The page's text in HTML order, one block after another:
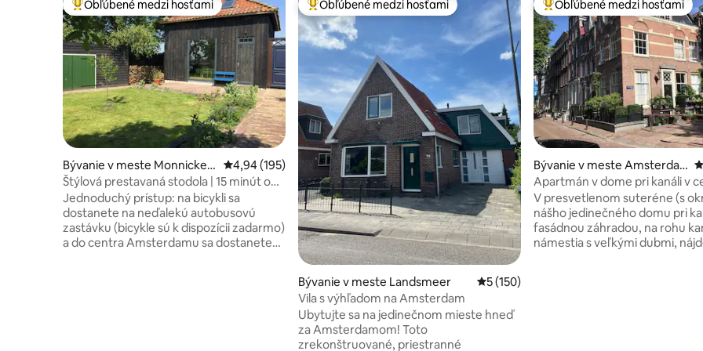
Najobľúbenejšie medzi hosťami
Obľúbené medzi hosťami
Bývanie v meste Monnicken
dam
Priemerné ohodnotenie 4,94 z 5, počet hodnotení: 195
4,94 (195)
Štýlová prestavaná stodola | 15 minút od
Amsterdamu
Jednoduchý prístup: na bicykli sa
dostanete na neďalekú autobusovú
zastávku (bicykle sú k dispozícii zadarmo)
a do centra Amsterdamu sa dostanete
Najobľúbenejšie medzi hosťami
Obľúbené medzi hosťami
Bývanie v meste Landsmeer Priemerné ohodnotenie 5 z 5, počet
5 (150)
Vila s výhľadom na Amsterdam
Ubytujte sa na jedinečnom mieste hneď
za Amsterdamom! Toto
zrekonštruované, priestranné
Najobľúbenejšie medzi hosťami
Obľúbené medzi hosťami
Bývanie v meste Amsterda
m
Apartmán v dome pri kanáli v
Amsterdamu!
V presvetlenom suteréne (s
nášho jedinečného domu pri
fasádnou záhradou, na rohu
námestia s veľkými dubmi,